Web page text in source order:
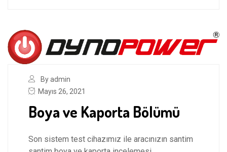
By admin
Mayıs 26, 2021
Boya ve Kaporta Bölümü
Son sistem test cihazımız ile aracınızın santim